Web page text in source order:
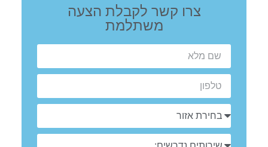
צרו קשר לקבלת הצעה
משתלמת